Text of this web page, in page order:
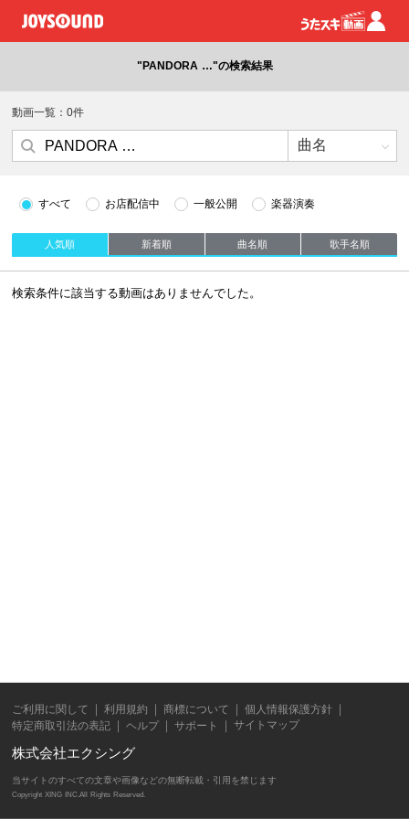
"PANDORA …"の検索結果
動画一覧：0件
すべて お店配信中 一般公開 楽器演奏
人気順 新着順 曲名順 歌手名順
検索条件に該当する動画はありませんでした。
ご利用に関して 利用規約 商標について
個人情報保護方針
特定商取引法の表記
ヘルプ サポート サイトマップ
株式会社エクシング
当サイトのすべての文章や画像などの無断転載・引用を禁じます
Copyright XING INC.All Rights Reserved.